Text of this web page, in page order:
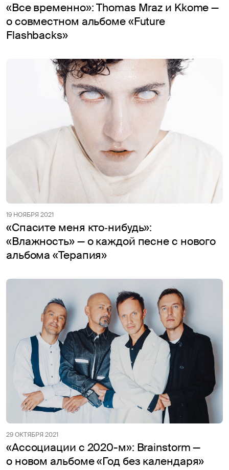
«Все временно»: Thomas Mraz и Kkome —
о совместном альбоме «Future
Flashbacks»
19 НОЯБРЯ 2021
«Спасите меня кто‑нибудь»:
«Влажность» — о каждой песне с нового
альбома «Терапия»
29 ОКТЯБРЯ 2021
«Ассоциации с 2020-м»: Brainstorm —
о новом альбоме «Год без календаря»